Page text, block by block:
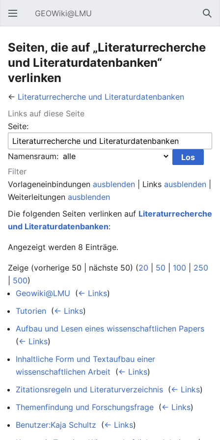
Hauptmenü öffnen GEOWiki@LMU
Seiten, die auf „Literaturrecherche
und Literaturdatenbanken“
verlinken
← Literaturrecherche und Literaturdatenbanken
Links auf diese Seite
Seite:
Namensraum:
Filter
Vorlageneinbindungen ausblenden | Links ausblenden
Weiterleitungen ausblenden
Die folgenden Seiten verlinken auf Literaturrecherche
und Literaturdatenbanken:
Angezeigt werden 8 Einträge.
Zeige (vorherige 50 | nächste 50) (20 50 100
250
500)
Geowiki@LMU (← Links)
Tutorien (← Links)
Aufbau und Lesen eines wissenschaftlichen Papers
(← Links)
Inhaltliche Form und Textaufbau einer
wissenschaftlichen Arbeit (← Links)
Zitationsregeln und Literaturverzeichnis (← Links)
Themenfindung und Forschungsfrage (← Links)
Benutzer:Kaja Schultz (← Links)